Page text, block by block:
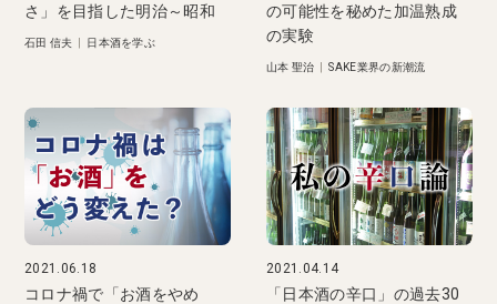
さ」を目指した明治～昭和
石田 信夫 日本酒を学ぶ
の可能性を秘めた加温熟成
の実験
山本 聖治 |SAKE業界の新潮流
2021.06.18
コロナ禍で「お酒をやめ
2021.04.14
「日本酒の辛口」の過去30